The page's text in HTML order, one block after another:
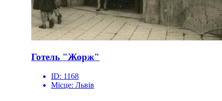
Готель "Жорж"
ID: 1168
Місце: Львів